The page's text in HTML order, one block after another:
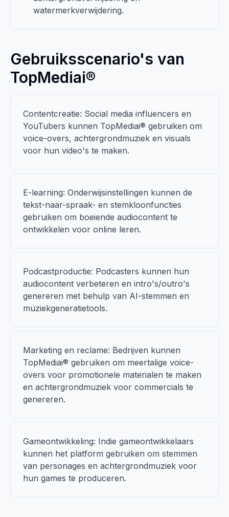
watermerkverwijdering.
Gebruiksscenario's van
TopMediai®
Contentcreatie: Social media influencers en
YouTubers kunnen TopMediai® gebruiken om
voice-overs, achtergrondmuziek en visuals
voor hun video's te maken.
E-learning: Onderwijsinstellingen kunnen de
tekst-naar-spraak- en stemkloonfuncties
gebruiken om boeiende audiocontent te
ontwikkelen voor online leren.
Podcastproductie: Podcasters kunnen hun
audiocontent verbeteren en intro's/outro's
genereren met behulp van AI-stemmen en
muziekgeneratietools.
Marketing en reclame: Bedrijven kunnen
TopMediai® gebruiken om meertalige voice-
overs voor promotionele materialen te maken
en achtergrondmuziek voor commercials te
genereren.
Gameontwikkeling: Indie gameontwikkelaars
kunnen het platform gebruiken om stemmen
van personages en achtergrondmuziek voor
hun games te produceren.